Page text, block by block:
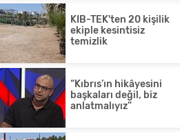
KIB-TEK'ten 20 kişilik
ekiple kesintisiz
temizlik
“Kıbrıs’ın hikâyesini
başkaları değil, biz
anlatmalıyız”